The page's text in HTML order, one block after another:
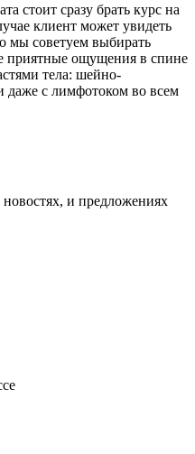
стоит сразу брать курс на
клиент может увидеть
мы советуем выбирать
приятные ощущения в спине
тела: шейно-
даже с лимфотоком во всем
и предложениях